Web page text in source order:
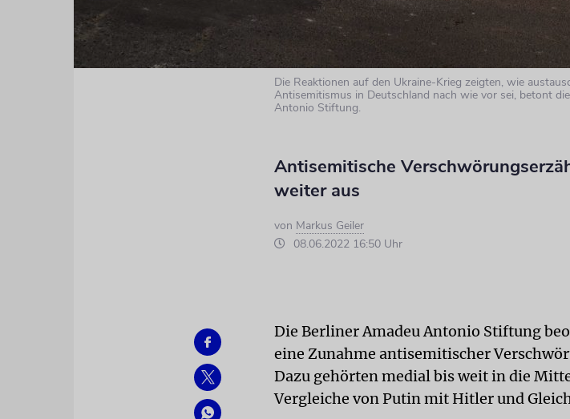
Die Reaktionen auf den Ukraine-Krieg zeigten, wie
Antisemitismus in Deutschland nach wie vor sei, betont
Antonio Stiftung.
Antisemitische
weiter aus
von Markus Geiler
08.06.2022 16:50 Uhr
Die Berliner Amadeu Antonio Stiftung
eine Zunahme antisemitischer
Dazu gehörten medial bis weit in die
Vergleiche von Putin mit Hitler und